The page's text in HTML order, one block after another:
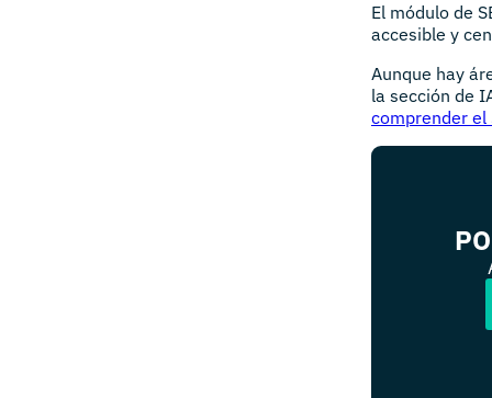
El módulo de
accesible y
Aunque hay
la sección de
comprender el